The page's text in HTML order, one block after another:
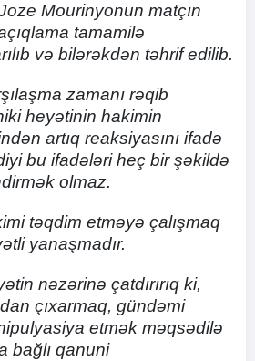
Mourinyonun matçın
tamamilə
və bilərəkdən təhrif edilib.
zamanı rəqib
heyətinin hakimin
artıq reaksiyasını ifadə
bu ifadələri heç bir şəkildə
olmaz.
təqdim etməyə çalışmaq
yanaşmadır.
nəzərinə çatdırırıq ki,
çıxarmaq, gündəmi
etmək məqsədilə
bağlı qanuni